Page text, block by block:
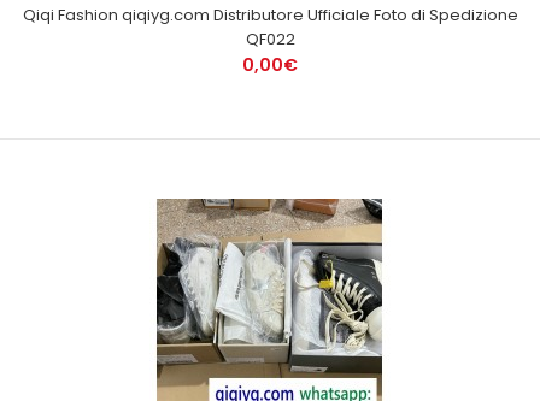
Qiqi Fashion qiqiyg.com Distributore Ufficiale Foto di Spedizione
QF022
0,00€